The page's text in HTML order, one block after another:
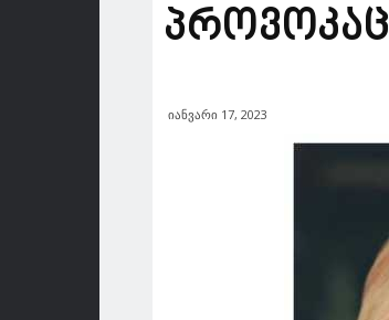
იანვარი 17, 2023